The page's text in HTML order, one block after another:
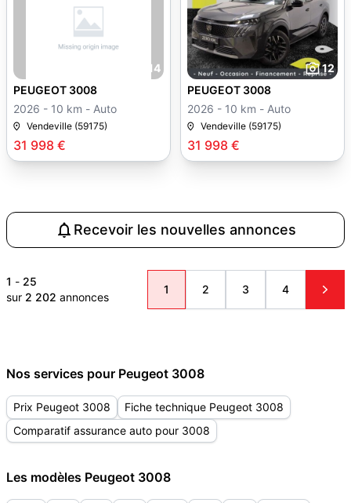
14
31 998 €
PEUGEOT 3008
2026 - 10 km - Auto
Vendeville (59175)
12
31 998 €
PEUGEOT 3008
2026 - 10 km - Auto
Vendeville (59175)
Recevoir les nouvelles annonces
1 - 25
sur 2 202 annonces
1 2 3 4
Nos services pour Peugeot 3008
Prix Peugeot 3008
Fiche technique Peugeot 3008
Comparatif assurance auto pour 3008
Les modèles Peugeot 3008